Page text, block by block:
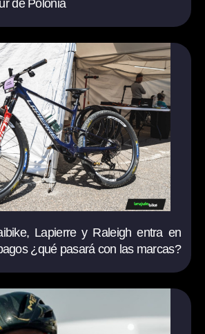
de Polonia
Lapierre y Raleigh entra en
¿qué pasará con las marcas?